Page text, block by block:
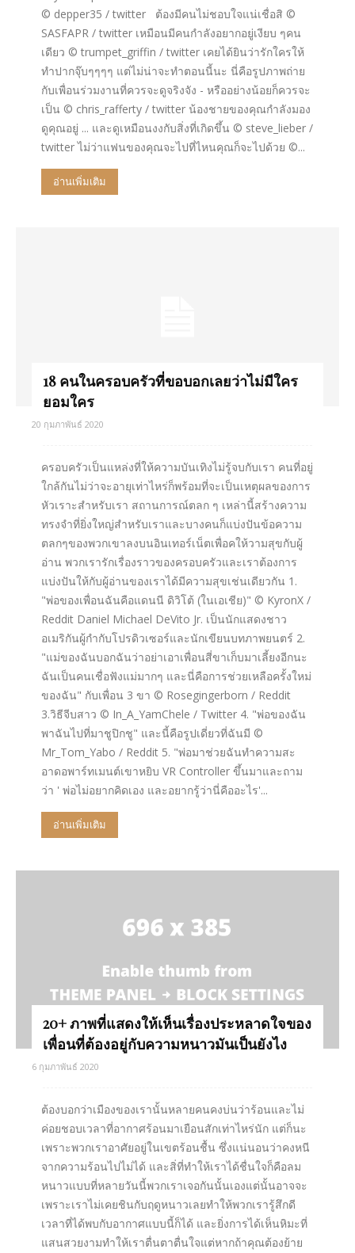
© depper35 / twitter ต้องมีคนไม่ชอบใจแน่เชื่อสิ ©
SASFAPR / twitter เหมือนมีคนกำลังอยากอยู่เงียบ ๆคน
เดียว © trumpet_griffin / twitter เคยได้ยินว่ารักใครให้
ทำปากจุ๊บๆๆๆๆ แต่ไม่น่าจะทำตอนนี้นะ นี่คือรูปภาพถ่าย
กับเพื่อนร่วมงานที่ควรจะดูจริงจัง - หรืออย่างน้อยก็ควรจะ
เป็น © chris_rafferty / twitter น้องชายของคุณกำลังมอง
ดูคุณอยู่ ... และดูเหมือนงงกับสิ่งที่เกิดขึ้น © steve_lieber /
twitter ไม่ว่าแฟนของคุณจะไปที่ไหนคุณก็จะไปด้วย ©...
อ่านเพิ่มเติม
18 คนในครอบครัวที่ขอบอกเลยว่าไม่มีใคร
ยอมใคร
20 กุมภาพันธ์ 2020
ครอบครัวเป็นแหล่งที่ให้ความบันเทิงไม่รู้จบกับเรา คนที่อยู่
ใกล้กันไม่ว่าจะอายุเท่าไหร่ก็พร้อมที่จะเป็นเหตุผลของการ
หัวเราะสำหรับเรา สถานการณ์ตลก ๆ เหล่านี้สร้างความ
ทรงจำที่ยิ่งใหญ่สำหรับเราและบางคนก็แบ่งปันข้อความ
ตลกๆของพวกเขาลงบนอินเทอร์เน็ตเพื่อคให้วามสุขกับผู้
อ่าน พวกเรารักเรื่องราวของครอบครัวและเราต้องการ
แบ่งปันให้กับผู้อ่านของเราได้มีความสุขเช่นเดียวกัน 1.
"พ่อของเพื่อนฉันคือแดนนี ดิวิโต้ (ในเอเชีย)" © KyronX /
Reddit Daniel Michael DeVito Jr. เป็นนักแสดงชาว
อเมริกันผู้กำกับโปรดิวเซอร์และนักเขียนบทภาพยนตร์ 2.
"แม่ของฉันบอกฉันว่าอย่าเอาเพื่อนสี่ขาเก็บมาเลี้ยงอีกนะ
ฉันเป็นคนเชื่อฟังแม่มากๆ และนี่คือการช่วยเหลือครั้งใหม่
ของฉัน" กับเพื่อน 3 ขา © Rosegingerborn / Reddit
3.วิธีจีบสาว © In_A_YamChele / Twitter 4. "พ่อของฉัน
พาฉันไปที่มาชูปิกชู" และนี้คือรูปเดี่ยวที่ฉันมี ©
Mr_Tom_Yabo / Reddit 5. "พ่อมาช่วยฉันทำความสะ
อาดอพาร์ทเมนต์เขาหยิบ VR Controller ขึ้นมาและถาม
ว่า ' พ่อไม่อยากคิดเอง และอยากรู้ว่านี่คืออะไร'...
อ่านเพิ่มเติม
20+ ภาพที่แสดงให้เห็นเรื่องประหลาดใจของ
เพื่อนที่ต้องอยู่กับความหนาวมันเป็นยังไง
6 กุมภาพันธ์ 2020
ต้องบอกว่าเมืองของเรานั้นหลายคนคงบ่นว่าร้อนและไม่
ค่อยชอบเวลาที่อากาศร้อนมาเยือนสักเท่าไหร่นัก แต่ก็นะ
เพราะพวกเราอาศัยอยู่ในเขตร้อนชื้น ซึ่งแน่นอนว่าคงหนี
จากความร้อนไปไม่ได้ และสิ่ที่ทำให้เราได้ชื่นใจก็คือลม
หนาวแบบที่หลายวันนี้พวกเราเจอกันนั้นเองแต่นั้นอาจจะ
เพราะเราไม่เคยชินกับฤดูหนาวเลยทำให้พวกเรารู้สึกดี
เวลาที่ได้พบกับอากาศแบบนี้ก็ได้ และยิ่งการได้เห็นหิมะที่
แสนสวยงามทำให้เราตื่นตาตื่นใจแต่หากถ้าคุณต้องย้าย